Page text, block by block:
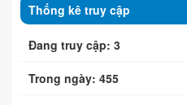
Thống kê truy cập
Đang truy cập: 3
Trong ngày: 455